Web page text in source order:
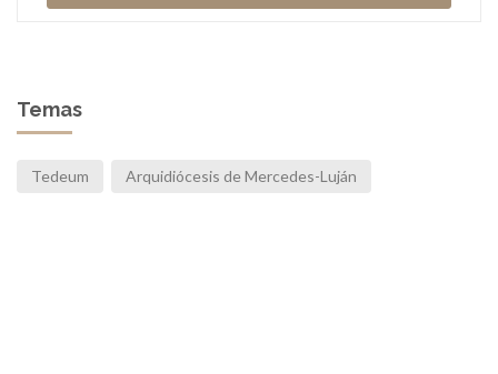
Temas
Tedeum Arquidiócesis de Mercedes-Luján